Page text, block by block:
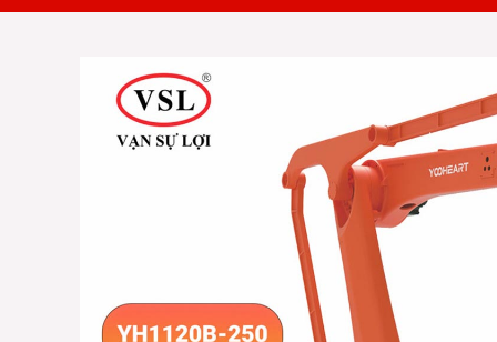
Máy
Máy
Máy
Máy
Máy
Máy
Máy